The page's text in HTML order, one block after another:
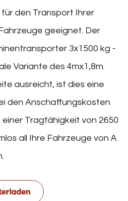
für den Transport Ihrer
geeignet. Der
3x1500 kg -
Variante des 4mx1,8m.
ausreicht, ist dies eine
den Anschaffungskosten
Tragfähigkeit von 2650
all Ihre Fahrzeuge von A